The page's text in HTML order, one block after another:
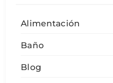
Alimentación
Baño
Blog